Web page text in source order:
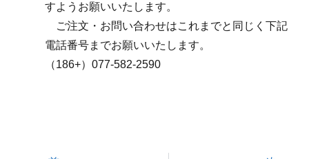
すようお願いいたします。
ご注文・お問い合わせはこれまでと同じく下記
電話番号までお願いいたします。
（186+）077-582-2590